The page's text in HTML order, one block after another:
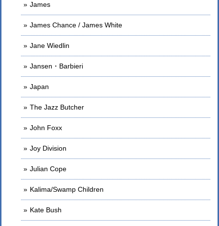
James
James Chance / James White
Jane Wiedlin
Jansen・Barbieri
Japan
The Jazz Butcher
John Foxx
Joy Division
Julian Cope
Kalima/Swamp Children
Kate Bush